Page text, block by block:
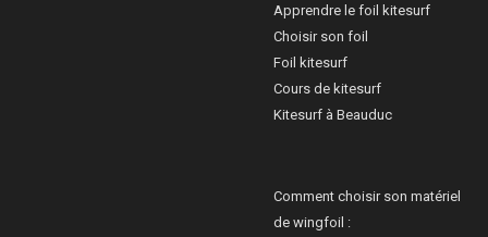
Apprendre le foil kitesurf
Choisir son foil
Foil kitesurf
Cours de kitesurf
Kitesurf à Beauduc
Comment choisir son matériel
de wingfoil :